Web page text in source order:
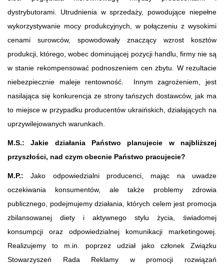
dystrybutorami. Utrudnienia w sprzedaży, powodujące niepełne
wykorzystywanie mocy produkcyjnych, w połączeniu z wysokimi
cenami surowców, spowodowały znaczący wzrost kosztów
produkcji, którego, wobec dominującej pozycji handlu, firmy nie są
w stanie rekompensować podnoszeniem cen zbytu. W rezultacie
niebezpiecznie maleje rentowność. Innym zagrożeniem, jest
nasilająca się konkurencja ze strony tańszych dostawców, jak ma
to miejsce w przypadku producentów ukraińskich, działających na
uprzywilejowanych warunkach.
M.S.: Jakie działania Państwo planujecie w najbliższej
przyszłości, nad czym obecnie Państwo pracujecie?
M.P.: Jako odpowiedzialni producenci, mając na uwadze
oczekiwania konsumentów, ale także problemy zdrowia
publicznego, podejmujemy działania, których celem jest promocja
zbilansowanej diety i aktywnego stylu życia, świadomej
konsumpcji oraz odpowiedzialnej komunikacji marketingowej.
Realizujemy to m.in. poprzez udział jako członek Związku
Stowarzyszeń Rada Reklamy w promocji rozwiązań